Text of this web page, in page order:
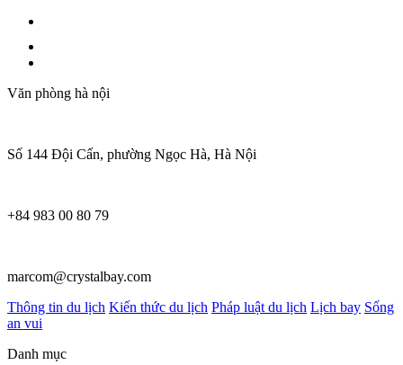
Văn phòng hà nội
Số 144 Đội Cấn, phường Ngọc Hà, Hà Nội
+84 983 00 80 79
marcom@crystalbay.com
Thông tin du lịch Kiến thức du lịch Pháp luật du lịch Lịch bay Sống
an vui
Danh mục